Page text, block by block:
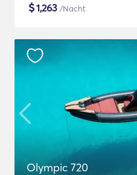
$1,263 /Nacht
Olympic 720